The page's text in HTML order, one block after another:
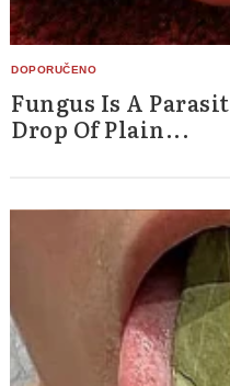
Fungus Is A
Drop Of Plain...